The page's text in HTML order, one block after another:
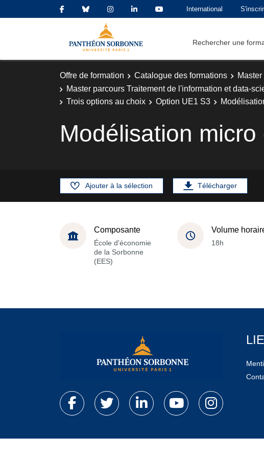
International
Rechercher une
Offre de formation Catalogue des formations Master
Master parcours Traitement de l'information et data-
Trois options au choix
Option UE1 S3
Modélisation
Ajouter à la sélection Télécharger
Composante
École d'économie
de la Sorbonne
(EES)
Volume
18h